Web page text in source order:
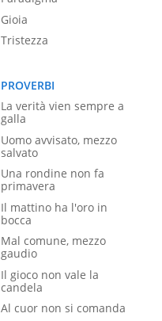
Gioia
Tristezza
PROVERBI
La verità vien sempre a
galla
Uomo avvisato, mezzo
salvato
Una rondine non fa
primavera
Il mattino ha l'oro in
bocca
Mal comune, mezzo
gaudio
Il gioco non vale la
candela
Al cuor non si comanda